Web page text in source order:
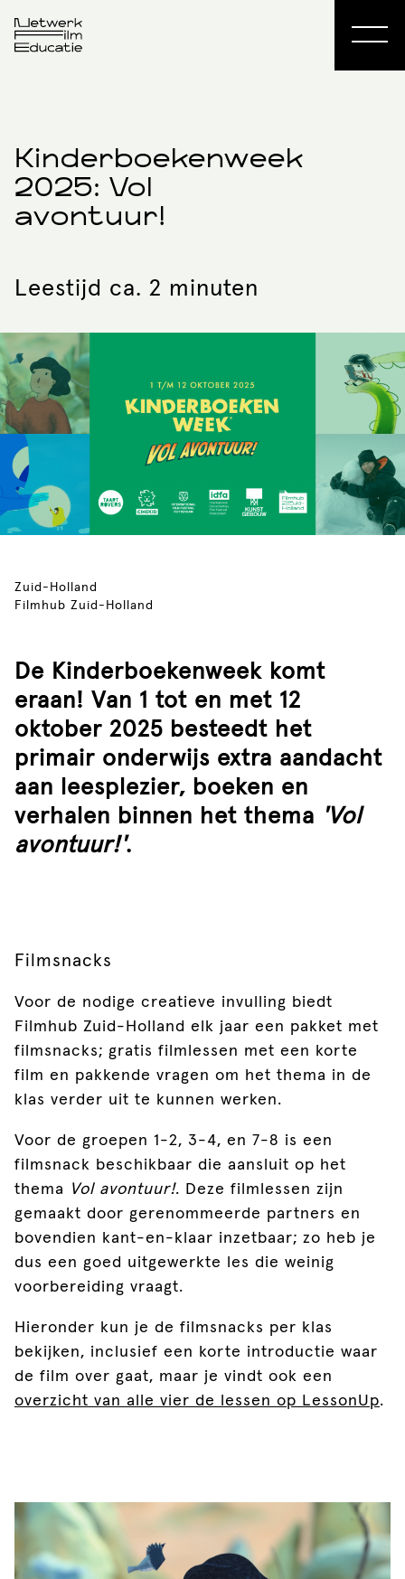
Kinderboekenweek
2025: Vol
avontuur!
Leestijd ca. 2 minuten
Zuid-Holland
Filmhub Zuid-Holland
De Kinderboekenweek komt
eraan! Van 1 tot en met 12
oktober 2025 besteedt het
primair onderwijs extra aandacht
aan leesplezier, boeken en
verhalen binnen het thema 'Vol
avontuur!'.
Filmsnacks
Voor de nodige creatieve invulling biedt
Filmhub Zuid-Holland elk jaar een pakket met
filmsnacks; gratis filmlessen met een korte
film en pakkende vragen om het thema in de
klas verder uit te kunnen werken.
Voor de groepen 1-2, 3-4, en 7-8 is een
filmsnack beschikbaar die aansluit op het
thema
Vol avontuur!. Deze filmlessen zijn
gemaakt door gerenommeerde partners en
bovendien kant-en-klaar inzetbaar; zo heb je
dus een goed uitgewerkte les die weinig
voorbereiding vraagt.
Hieronder kun je de filmsnacks per klas
bekijken, inclusief een korte introductie waar
de film over gaat, maar je vindt ook een
overzicht van alle vier de lessen op LessonUp.